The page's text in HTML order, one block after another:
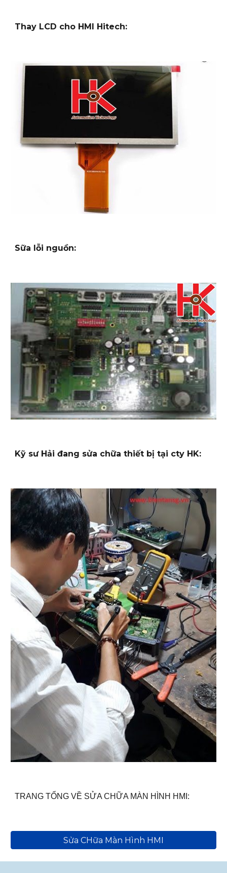
Thay LCD cho HMI Hitech:
Sữa lỗi nguồn:
Kỹ sư Hải đang sửa chữa thiết bị tại cty HK:
TRANG TỔNG VỀ SỬA CHỮA MÀN HÌNH HMI:
Sửa CHữa Màn Hình HMI